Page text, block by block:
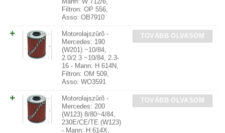
Filtron: OP 556,
Asso: OB7910
Motorolajszûrõ -
Mercedes: 190
(W201) ~10/84,
2.0/2.3 ~10/84, 2.3-
16 - Mann: H 614N,
Filtron: OM 509,
Asso: WO3591
TOVÁBB OLVASOM
Motorolajszûrõ -
Mercedes: 200
(W123) 8/80~4/84,
230E/CE/TE (W123)
- Mann: H 614X,
TOVÁBB OLVASOM